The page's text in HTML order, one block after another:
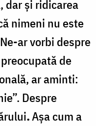
dar și ridicarea
nimeni nu este
ar vorbi despre
de
ar aminti:
Despre
.Așa cum a